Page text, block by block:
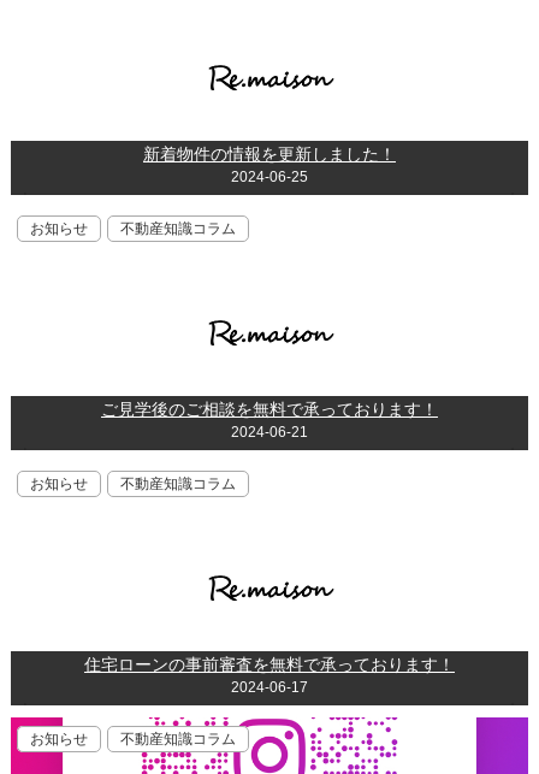
新着物件の情報を更新しました！
2024-06-25
お知らせ 不動産知識コラム
ご見学後のご相談を無料で承っております！
2024-06-21
お知らせ 不動産知識コラム
住宅ローンの事前審査を無料で承っております！
2024-06-17
お知らせ 不動産知識コラム